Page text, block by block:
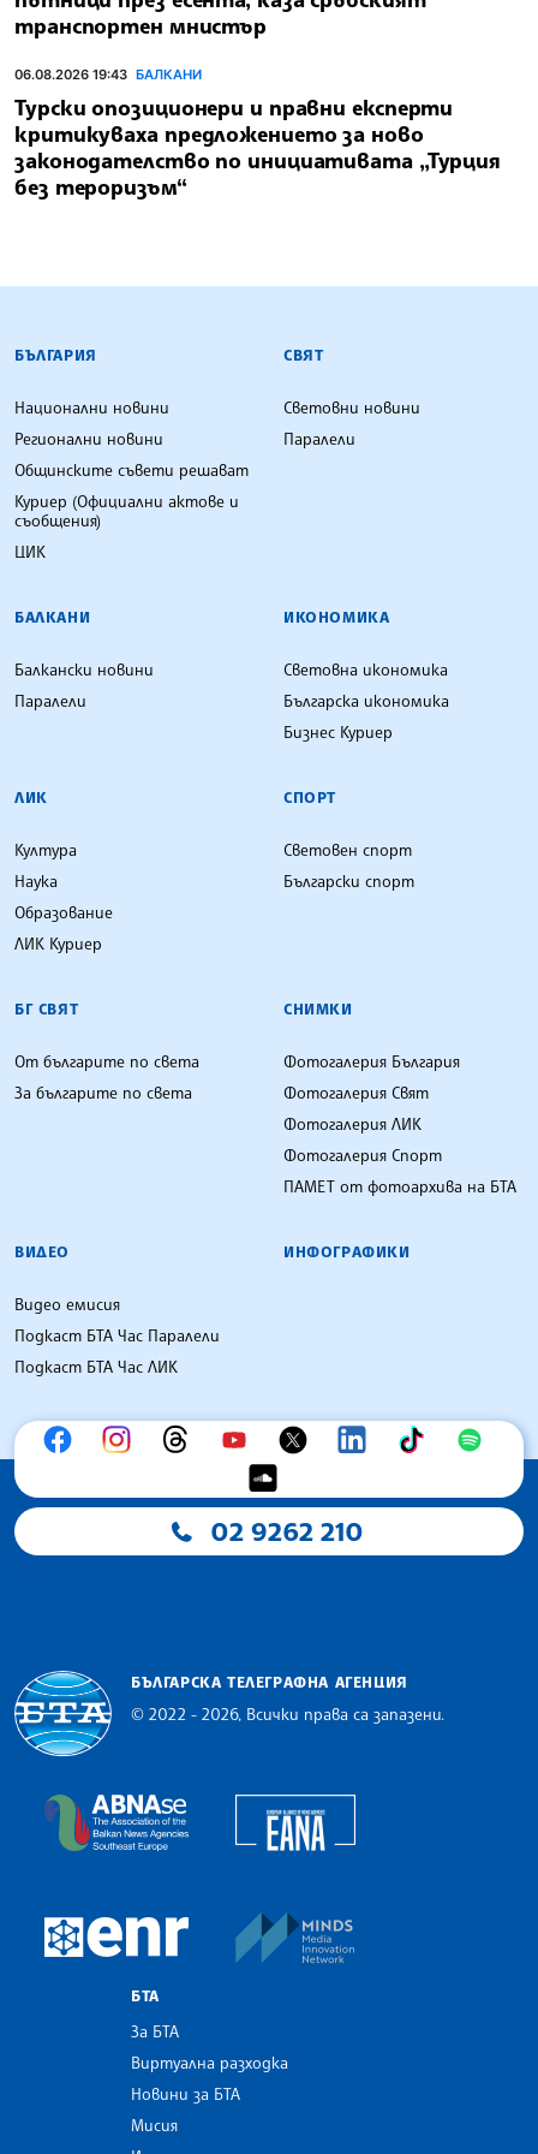
транспортен мнистър
06.08.2026 19:43 БАЛКАНИ
Турски опозиционери и правни експерти
критикуваха предложението за ново
законодателство по инициативата „Турция
без тероризъм“
БЪЛГАРСКА ТЕЛЕГРАФНА АГЕНЦИЯ
БЪЛГАРИЯ
Национални новини
Регионални новини
Общинските съвети решават
Куриер (Официални актове и
съобщения)
ЦИК
СВЯТ
Световни новини
Паралели
БАЛКАНИ
Балкански новини
Паралели
ИКОНОМИКА
Световна икономика
Българска икономика
Бизнес Куриер
ЛИК
Култура
Наука
Образование
ЛИК Куриер
СПОРТ
Световен спорт
Български спорт
БГ СВЯТ
От българите по света
За българите по света
СНИМКИ
Фотогалерия България
Фотогалерия Свят
Фотогалерия ЛИК
Фотогалерия Спорт
ПАМЕТ от фотоархива на БТА
ВИДЕО
Видео емисия
Подкаст БТА Час Паралели
Подкаст БТА Час ЛИК
ИНФОГРАФИКИ
02 9262 210
БЪЛГАРСКА ТЕЛЕГРАФНА АГЕНЦИЯ
© 2022 - 2026, Всички права са запазени.
The Assocoation of the Balkan News Agencies
European Newsroom
БТА
За БТА
Виртуална разходка
Новини за БТА
Мисия